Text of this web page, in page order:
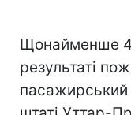
Щонайменше
результаті
пасажирський